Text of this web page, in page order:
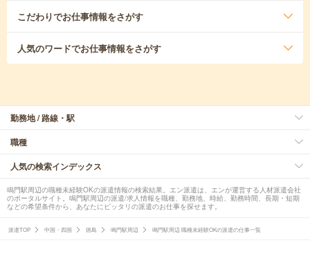
こだわりでお仕事情報をさがす
人気のワードでお仕事情報をさがす
勤務地 / 路線・駅
職種
人気の検索インデックス
鳴門駅周辺の職種未経験OKの派遣情報の検索結果。エン派遣は、エンが運営する人材派遣会社
のポータルサイト。鳴門駅周辺の派遣/求人情報を職種、勤務地、時給、勤務時間、長期・短期
などの希望条件から、あなたにピッタリの派遣のお仕事を探せます。
派遣TOP 中国・四国 徳島 鳴門駅周辺 鳴門駅周辺 職種未経験OKの派遣の仕事一覧